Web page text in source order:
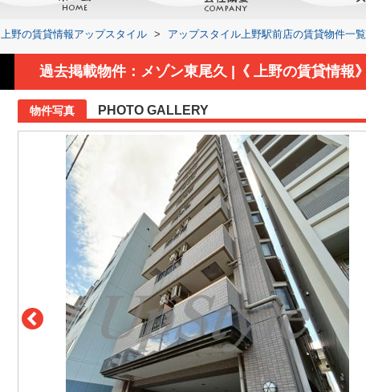
上野の賃貸情報アップスタイル > アップスタイル上野駅前店の賃貸物件一覧
過去掲載物件：メゾン東尾久 |《 上野の賃貸情報》
物件写真 PHOTO GALLERY